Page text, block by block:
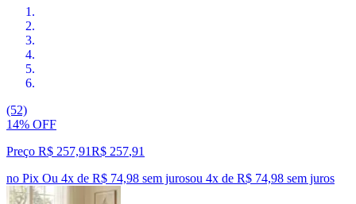
(52)
14% OFF
Preço R$ 257,91R$ 257,91
no Pix Ou 4x de R$ 74,98 sem jurosou 4x de R$ 74,98 sem juros